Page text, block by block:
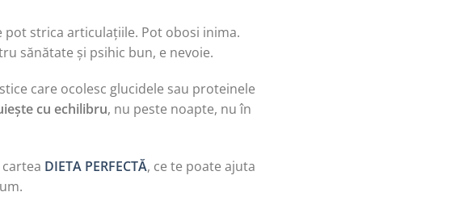
pot strica articulațiile. Pot obosi inima.
sănătate și psihic bun, e nevoie.
care ocolesc glucidele sau proteinele
cu echilibru, nu peste noapte, nu în
cartea DIETA PERFECTĂ, ce te poate ajuta